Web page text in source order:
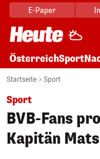
E-Paper
ÖsterreichSport
Startseite Sport
Sport
BVB-Fans
Kapitän